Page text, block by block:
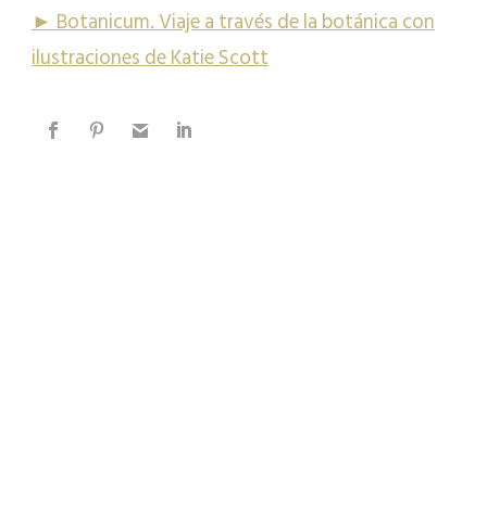
► Botanicum. Viaje a través de la botánica con
ilustraciones de Katie Scott